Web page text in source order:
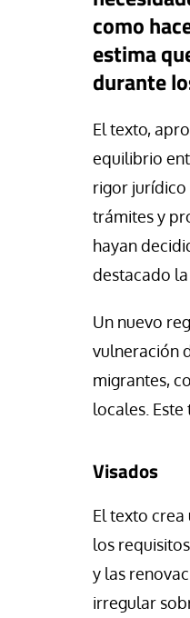
como
estima
durante
El texto,
equilibrio
rigor jurídico
trámites y
hayan
destacado la
Un nuevo
vulneración
migrantes,
locales.
Visados
El texto
los
y las
irregular
una pieza más en el
para el iliberalismo
contra las